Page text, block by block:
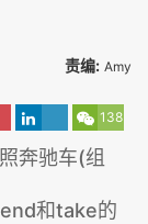
责编: Amy
138
奔驰车(组
和take的